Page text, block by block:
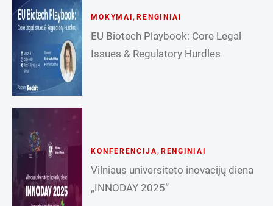
MOKYMAI ,RENGINIAI
EU Biotech Playbook: Core Legal
Issues & Regulatory Hurdles
KONFERENCIJA , RENGINIAI
Vilniaus universiteto inovacijų diena
„INNODAY 2025“